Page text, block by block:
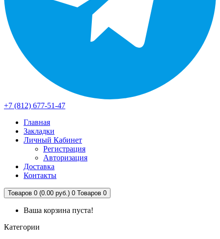
+7 (812) 677-51-47
Главная
Закладки
Личный Кабинет
Регистрация
Авторизация
Доставка
Контакты
Товаров 0 (0.00 руб.) 0 Товаров 0
Ваша корзина пуста!
Категории